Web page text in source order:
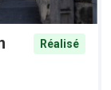
Réalisé